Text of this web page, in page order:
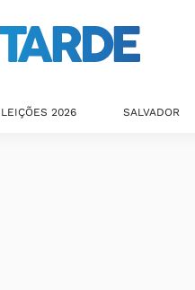
2026 SALVADOR